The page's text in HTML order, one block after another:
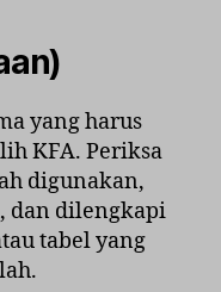
yang harus
KFA. Periksa
digunakan,
dan dilengkapi
tabel yang